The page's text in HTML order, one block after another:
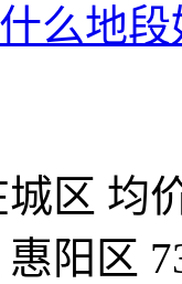
么地段
区 均
惠阳区